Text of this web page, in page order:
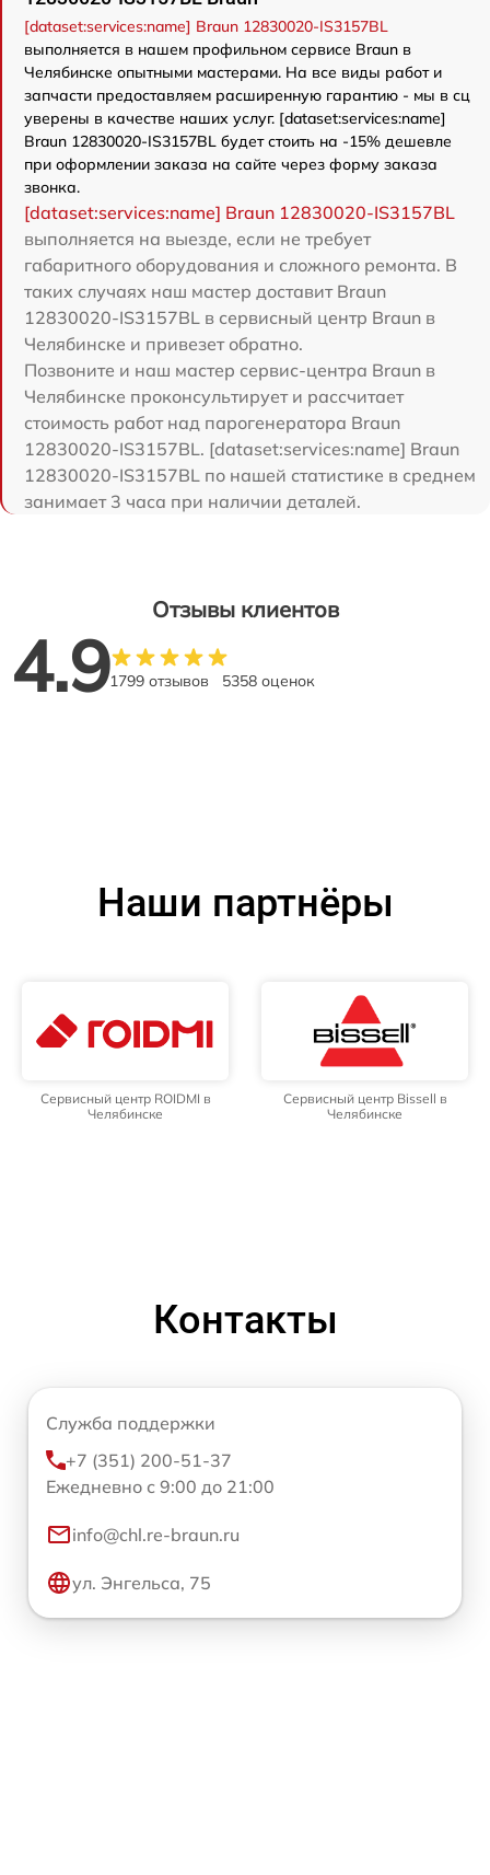
[dataset:services:name] Braun 12830020-IS3157BL
выполняется в нашем профильном сервисе Braun в
Челябинске опытными мастерами. На все виды работ и
запчасти предоставляем расширенную гарантию - мы в сц
уверены в качестве наших услуг. [dataset:services:name]
Braun 12830020-IS3157BL будет стоить на -15% дешевле
при оформлении заказа на сайте через форму заказа
звонка.
[dataset:services:name] Braun 12830020-IS3157BL
выполняется на выезде, если не требует
габаритного оборудования и сложного ремонта. В
таких случаях наш мастер доставит Braun
12830020-IS3157BL в сервисный центр Braun в
Челябинске и привезет обратно.
Позвоните и наш мастер сервис-центра Braun в
Челябинске проконсультирует и рассчитает
стоимость работ над парогенератора Braun
12830020-IS3157BL. [dataset:services:name] Braun
12830020-IS3157BL по нашей статистике в среднем
занимает 3 часа при наличии деталей.
Отзывы клиентов
4.91799 отзывов 5358 оценок
Наши партнёры
Сервисный центр ROIDMI в
Челябинске
Сервисный центр Bissell в
Челябинске
Контакты
Служба поддержки
+7 (351) 200-51-37
Ежедневно с 9:00 до 21:00
info@chl.re-braun.ru
ул. Энгельса, 75